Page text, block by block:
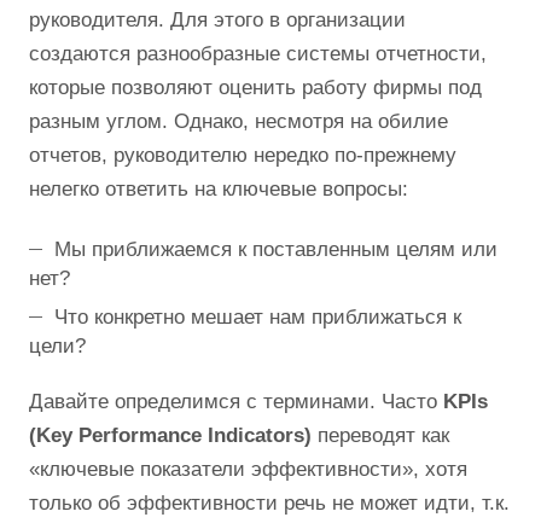
руководителя. Для этого в организации
создаются разнообразные системы отчетности,
которые позволяют оценить работу фирмы под
разным углом. Однако, несмотря на обилие
отчетов, руководителю нередко по-прежнему
нелегко ответить на ключевые вопросы:
Мы приближаемся к поставленным целям или
нет?
Что конкретно мешает нам приближаться к
цели?
Давайте определимся с терминами. Часто KPIs
(Key Performance Indicators) переводят как
«ключевые показатели эффективности», хотя
только об эффективности речь не может идти, т.к.